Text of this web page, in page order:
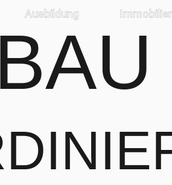
Ausbildung